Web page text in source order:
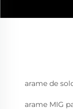
arame de
arame MIG